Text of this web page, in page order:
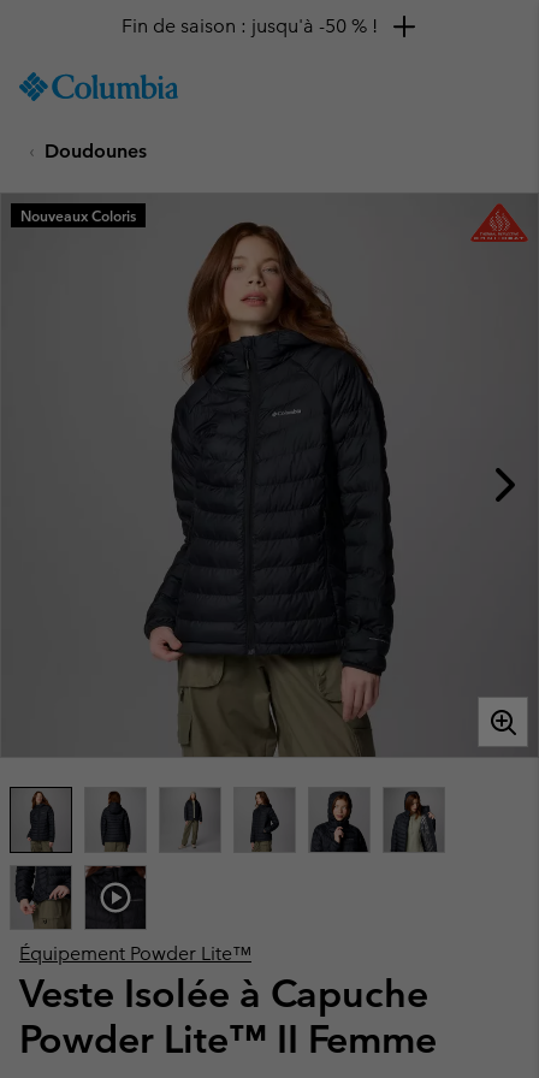
TO
SKIP
MAIN
NAV
Fin de saison : jusqu'à -50 % !
Doudounes
Équipement Powder Lite™
Veste Isolée à Capuche
Powder Lite™ II Femme
Nouveaux Coloris